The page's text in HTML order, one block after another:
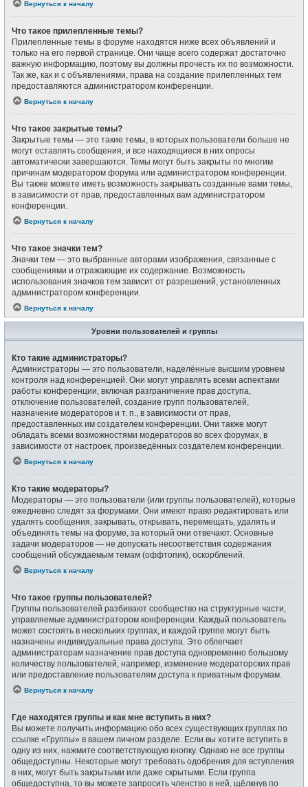
Вернуться к началу
Что такое прилепленные темы?
Прилепленные темы в форуме находятся ниже всех объявлений и
только на его первой странице. Они чаще всего содержат достаточно
важную информацию, поэтому вы должны прочесть их по возможности.
Так же, как и с объявлениями, права на создание прилепленных тем
предоставляются администратором конференции.
Вернуться к началу
Что такое закрытые темы?
Закрытые темы — это такие темы, в которых пользователи больше не
могут оставлять сообщения, и все находящиеся в них опросы
автоматически завершаются. Темы могут быть закрыты по многим
причинам модератором форума или администратором конференции.
Вы также можете иметь возможность закрывать созданные вами темы,
в зависимости от прав, предоставленных вам администратором
конференции.
Вернуться к началу
Что такое значки тем?
Значки тем — это выбранные авторами изображения, связанные с
сообщениями и отражающие их содержание. Возможность
использования значков тем зависит от разрешений, установленных
администратором конференции.
Вернуться к началу
Уровни пользователей и группы
Кто такие администраторы?
Администраторы — это пользователи, наделённые высшим уровнем
контроля над конференцией. Они могут управлять всеми аспектами
работы конференции, включая разграничение прав доступа,
отключение пользователей, создание групп пользователей,
назначение модераторов и т. п., в зависимости от прав,
предоставленных им создателем конференции. Они также могут
обладать всеми возможностями модераторов во всех форумах, в
зависимости от настроек, произведённых создателем конференции.
Вернуться к началу
Кто такие модераторы?
Модераторы — это пользователи (или группы пользователей), которые
ежедневно следят за форумами. Они имеют право редактировать или
удалять сообщения, закрывать, открывать, перемещать, удалять и
объединять темы на форуме, за который они отвечают. Основные
задачи модераторов — не допускать несоответствия содержания
сообщений обсуждаемым темам (оффтопик), оскорблений.
Вернуться к началу
Что такое группы пользователей?
Группы пользователей разбивают сообщество на структурные части,
управляемые администратором конференции. Каждый пользователь
может состоять в нескольких группах, и каждой группе могут быть
назначены индивидуальные права доступа. Это облегчает
администраторам назначение прав доступа одновременно большому
количеству пользователей, например, изменение модераторских прав
или предоставление пользователям доступа к приватным форумам.
Вернуться к началу
Где находятся группы и как мне вступить в них?
Вы можете получить информацию обо всех существующих группах по
ссылке «Группы» в вашем личном разделе. Если вы хотите вступить в
одну из них, нажмите соответствующую кнопку. Однако не все группы
общедоступны. Некоторые могут требовать одобрения для вступления
в них, могут быть закрытыми или даже скрытыми. Если группа
общедоступна, то вы можете запросить членство в ней, щёлкнув по